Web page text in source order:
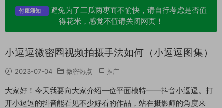
付废须知
避免为了三瓜两枣而不愉快，请自行考虑是否值
得花米，感觉不值请关闭网页！
小逗逗微密圈视频拍摄手法如何（小逗逗图集）
2023-07-04 微密热点 推广
大家好！今天我要向大家介绍一位平面模特——抖音小逗逗。打
开小逗逗的抖音能看见不少好看的作品，站在摄影师的角度来